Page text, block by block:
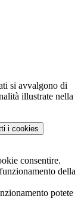
si avvalgono di
illustrate nella
i cookies
consentire.
della
potete